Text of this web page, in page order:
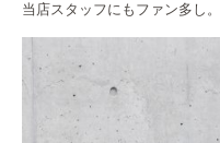
当店スタッフにもファン多し。